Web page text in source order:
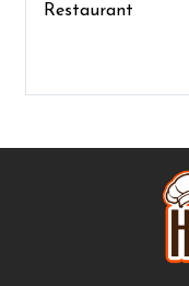
Restaurant